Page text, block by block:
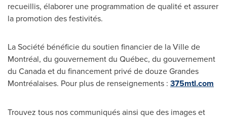
recueillis, élaborer une programmation de qualité et assurer
la promotion des festivités.
La Société bénéficie du soutien financier de la Ville de
Montréal, du gouvernement du Québec, du gouvernement
du Canadaet du financement privé de douze Grandes
Montréalaises. Pour plus de renseignements : 375mtl.com
Trouvez tous nos communiqués ainsi que des images et